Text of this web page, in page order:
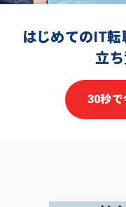
はじめてのIT
立
30秒で